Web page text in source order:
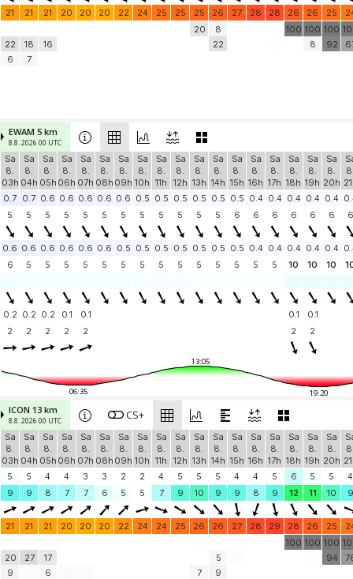
21 21 21 20 20 20 22 24 25 25 25 26 27 28 28 26 26 25
22
6
18
7
16
20
8
22
100 100
8
100
92
EWAM 5 km
8.8. 2026 00 UTC
Sa
8.
03h
Sa
8.
04h
Sa
8.
05h
Sa
8.
06h
Sa
8.
07h
Sa
8.
08h
Sa
8.
09h
Sa
8.
10h
Sa
8.
11h
Sa
8.
12h
Sa
8.
13h
Sa
8.
14h
Sa
8.
15h
Sa
8.
16h
Sa
8.
17h
Sa
8.
18h
Sa
8.
19h
Sa
8.
20h
0.7 0.7 0.6 0.6 0.6 0.6 0.6 0.5 0.5 0.5 0.5 0.5 0.5 0.4 0.4 0.4 0.4 0.4
5
5 5 5 5 5 5 5 5 5 5 5 6 6 6 6 6 6 6
0.6 0.6 0.6 0.6 0.6 0.6 0.5 0.5 0.5 0.5 0.5 0.5 0.5 0.4 0.4 0.4 0.4 0.4
6
5 5 5 5 5 5 5 5 5 5 5 5 5 5 10 10 10
0.2 0.2 0.2 0.1 0.1 0.1
0.1
2
2 2 2 2 2 2
13:05
06:35 19:20
ICON 13 km
8.8. 2026 00 UTC CS+
Sa
8.
03h
Sa
8.
04h
Sa
8.
05h
Sa
8.
06h
Sa
8.
07h
Sa
8.
08h
Sa
8.
09h
Sa
8.
10h
Sa
8.
11h
Sa
8.
12h
Sa
8.
13h
Sa
8.
14h
Sa
8.
15h
Sa
8.
16h
Sa
8.
17h
Sa
8.
18h
Sa
8.
19h
Sa
8.
20h
5
5 4 4 3 3 2 2 4 5 5 5 4 4 5 6 5 5
4
9
9 8 7 7 6 5 5 7 9 10 9 9 8 9 12 11 10 9
21 21 21 20 20 20 22 24 24 25 26 26 27 28 29 28 26 25
20
9
27
17
6
7
5
9
100 100 100
94